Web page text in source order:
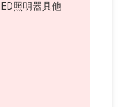
照明器具他